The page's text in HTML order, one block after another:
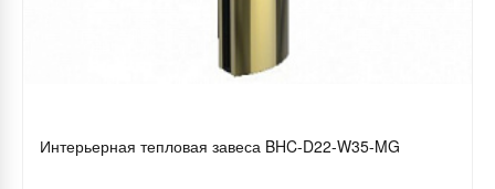
Интерьерная тепловая завеса BHC-D22-W35-MG